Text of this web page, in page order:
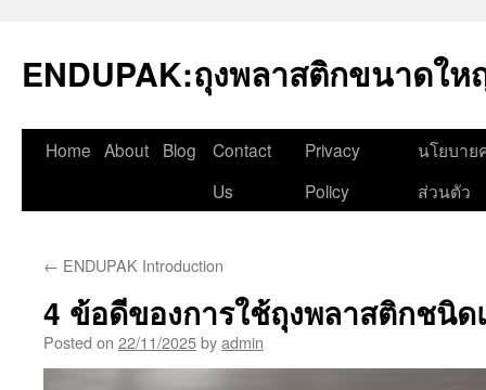
content
ENDUPAK:ถุงพลาสติกขนาดให
Home About Blog
Contact
Us
Privacy
Policy
นโยบาย
ส่วนตัว
← ENDUPAK Introduction
4 ข้อดีของการใช้ถุงพลาสติกชนิด
Posted on 22/11/2025byadmin